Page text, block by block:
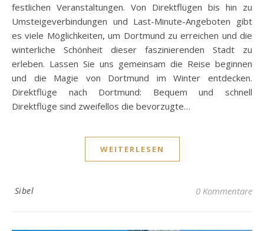
festlichen Veranstaltungen. Von Direktflügen bis hin zu
Umsteigeverbindungen und Last-Minute-Angeboten gibt
es viele Möglichkeiten, um Dortmund zu erreichen und die
winterliche Schönheit dieser faszinierenden Stadt zu
erleben. Lassen Sie uns gemeinsam die Reise beginnen
und die Magie von Dortmund im Winter entdecken.
Direktflüge nach Dortmund: Bequem und schnell
Direktflüge sind zweifellos die bevorzugte…
WEITERLESEN
Sibel 0 Kommentare